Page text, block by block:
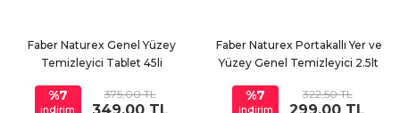
Faber Naturex Genel Yüzey
Temizleyici Tablet 45li
%7
indirim
375,00 TL
Faber Naturex Portakallı Yer ve
Yüzey Genel Temizleyici 2.5lt
%7
indirim
322,50 TL